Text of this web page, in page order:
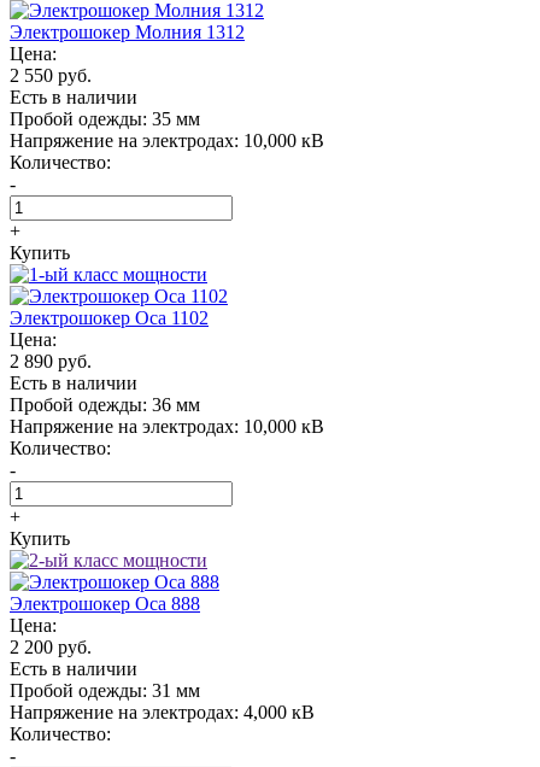
Электрошокер Молния 1312
Цена:
2 550 руб.
Есть в наличии
Пробой одежды: 35 мм
Напряжение на электродах: 10,000 кВ
Количество:
-
+
Купить
Электрошокер Oса 1102
Цена:
2 890 руб.
Есть в наличии
Пробой одежды: 36 мм
Напряжение на электродах: 10,000 кВ
Количество:
-
+
Купить
Электрошокер Oса 888
Цена:
2 200 руб.
Есть в наличии
Пробой одежды: 31 мм
Напряжение на электродах: 4,000 кВ
Количество:
-